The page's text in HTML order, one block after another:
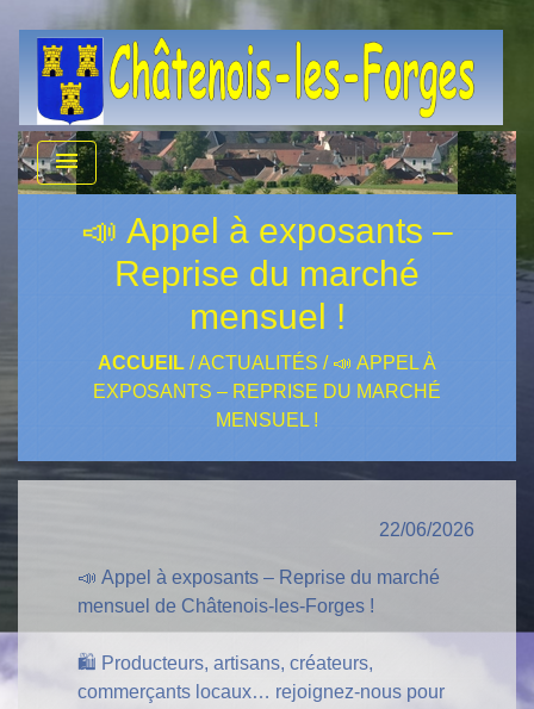
menu
📣 Appel à exposants –
Reprise du marché
mensuel !
ACCUEIL /ACTUALITÉS / 📣 APPEL À
EXPOSANTS – REPRISE DU MARCHÉ
MENSUEL !
22/06/2026
📣 Appel à exposants – Reprise du marché
mensuel de Châtenois-les-Forges !
🛍️ Producteurs, artisans, créateurs,
commerçants locaux… rejoignez-nous pour